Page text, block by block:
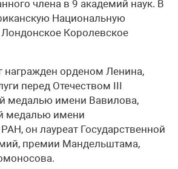
члена в 9 академий наук. В
Национальную
Королевское
награжден орденом Ленина,
перед Отечеством III
медалью имени Вавилова,
медалью имени
он лауреат Государственной
премии Мандельштама,